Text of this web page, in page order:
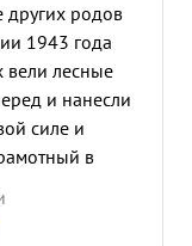
других родов
1943 года
вели лесные
и нанесли
силе и
в